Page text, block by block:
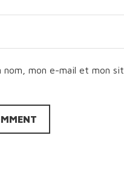
nom, mon e-mail et mon